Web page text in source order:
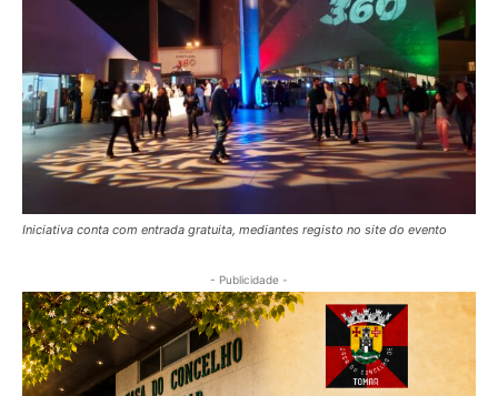
Iniciativa conta com entrada gratuita, mediantes registo no site do evento
- Publicidade -